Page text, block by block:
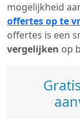
mogelijkheid
offertes op te
offertes is een
vergelijken op